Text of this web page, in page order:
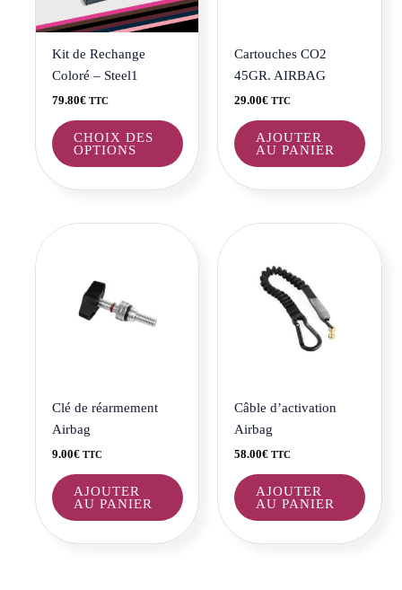
Kit de Rechange
Coloré – Steel1
79.80€ TTC
CHOIX DES
OPTIONS
options
peuvent
page
du
produit
Cartouches CO2
45GR. AIRBAG
29.00€ TTC
AJOUTER
AU PANIER
Clé de réarmement
Airbag
9.00€ TTC
AJOUTER
AU PANIER
Câble d’activation
Airbag
58.00€ TTC
AJOUTER
AU PANIER